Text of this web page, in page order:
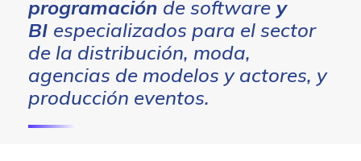
programación de software y
BI especializados para el sector
de la distribución, moda,
agencias de modelos y actores, y
producción eventos.